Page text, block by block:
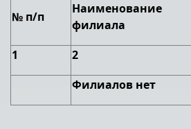
№ п/п
Наименование
филиала
1
2
Филиалов нет